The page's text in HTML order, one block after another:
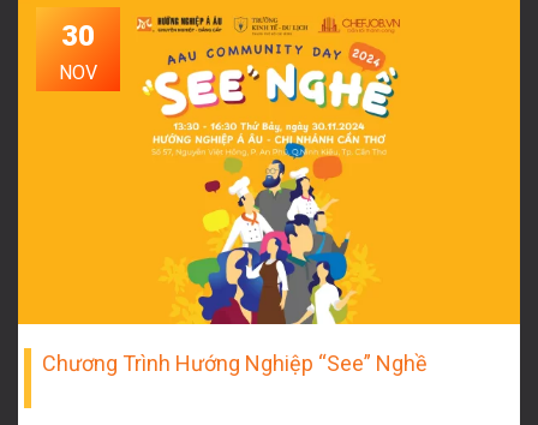
30
NOV
Chương Trình Hướng Nghiệp “See” Nghề